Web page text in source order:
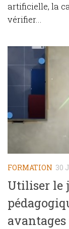
artificielle, la
vérifier...
FORMATION 30
Utiliser le
avantages